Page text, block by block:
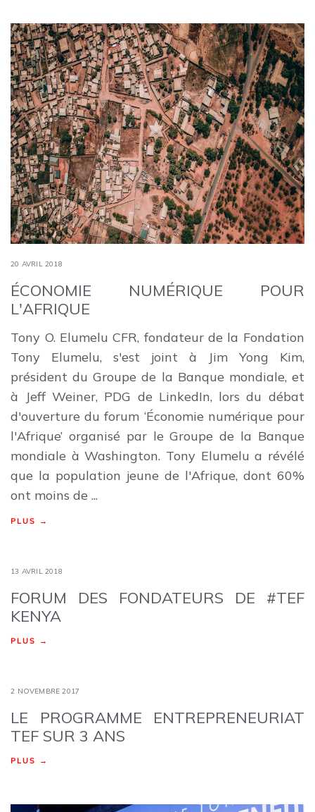
20 AVRIL 2018
ÉCONOMIE NUMÉRIQUE POUR
L'AFRIQUE
Tony O. Elumelu CFR, fondateur de la Fondation
Tony Elumelu, s'est joint à Jim Yong Kim,
président du Groupe de la Banque mondiale, et
à Jeff Weiner, PDG de LinkedIn, lors du débat
d'ouverture du forum ‘Économie numérique pour
l'Afrique’ organisé par le Groupe de la Banque
mondiale à Washington. Tony Elumelu a révélé
que la population jeune de l'Afrique, dont 60%
ont moins de ...
PLUS →
13 AVRIL 2018
FORUM DES FONDATEURS DE #TEF
KENYA
PLUS →
2 NOVEMBRE 2017
LE PROGRAMME ENTREPRENEURIAT
TEF SUR 3 ANS
PLUS →